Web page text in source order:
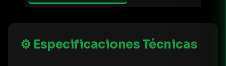
⚙️ Especificaciones Técnicas